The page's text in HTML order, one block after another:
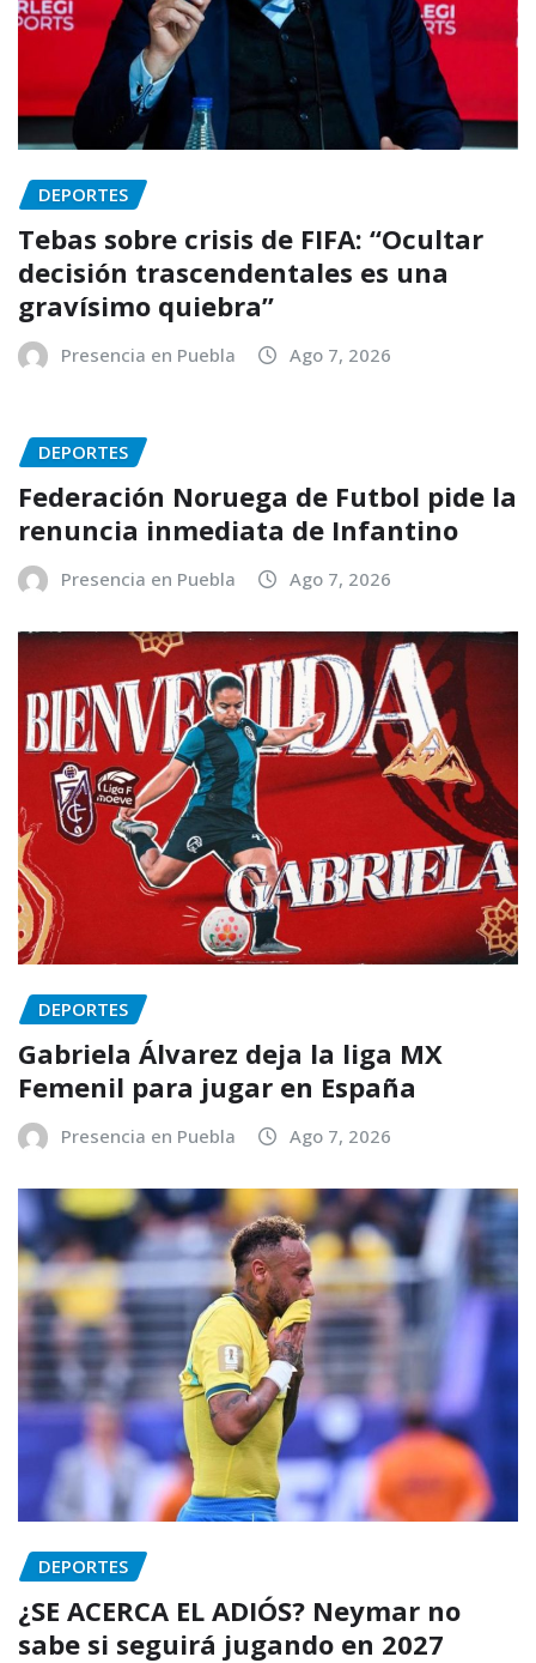
DEPORTES
Tebas sobre crisis de FIFA: “Ocultar
decisión trascendentales es una
gravísimo quiebra”
Presencia en Puebla Ago 7, 2026
DEPORTES
Federación Noruega de Futbol pide la
renuncia inmediata de Infantino
Presencia en Puebla Ago 7, 2026
DEPORTES
Gabriela Álvarez deja la liga MX
Femenil para jugar en España
Presencia en Puebla Ago 7, 2026
DEPORTES
¿SE ACERCA EL ADIÓS? Neymar no
sabe si seguirá jugando en 2027